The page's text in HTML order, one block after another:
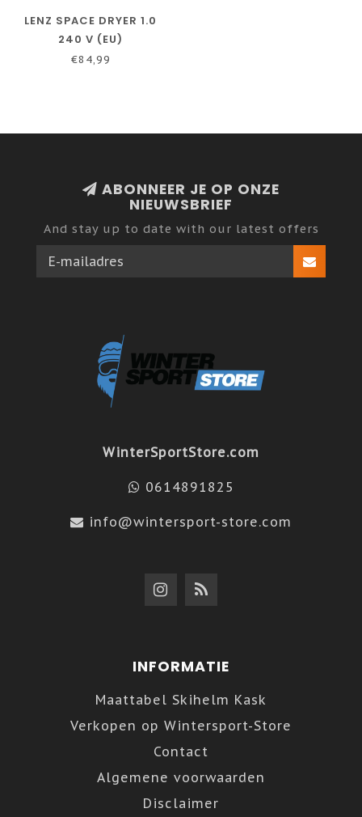
LENZ SPACE DRYER 1.0
240 V (EU)
€84,99
ABONNEER JE OP ONZE
NIEUWSBRIEF
And stay up to date with our latest offers
WinterSportStore.com
0614891825
info@wintersport-store.com
INFORMATIE
Maattabel Skihelm Kask
Verkopen op Wintersport-Store
Contact
Algemene voorwaarden
Disclaimer